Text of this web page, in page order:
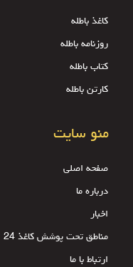
کاغذ باطله
روزنامه باطله
کتاب باطله
کارتن باطله
منو سایت
صفحه اصلی
درباره ما
اخبار
مناطق تحت پوشش کاغذ 24
ارتباط با ما